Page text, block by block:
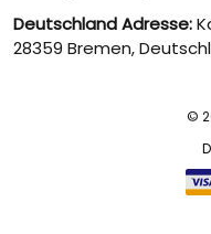
Deutschland Adresse:
28359 Bremen,
©